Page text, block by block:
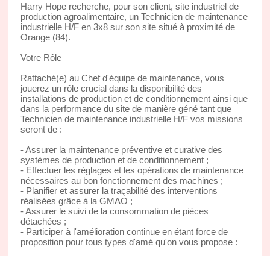
Harry Hope recherche, pour son client, site industriel de
production agroalimentaire, un Technicien de maintenance
industrielle H/F en 3x8 sur son site situé à proximité de
Orange (84).
Votre Rôle
Rattaché(e) au Chef d'équipe de maintenance, vous
jouerez un rôle crucial dans la disponibilité des
installations de production et de conditionnement ainsi que
dans la performance du site de manière géné tant que
Technicien de maintenance industrielle H/F vos missions
seront de :
- Assurer la maintenance préventive et curative des
systèmes de production et de conditionnement ;
- Effectuer les réglages et les opérations de maintenance
nécessaires au bon fonctionnement des machines ;
- Planifier et assurer la traçabilité des interventions
réalisées grâce à la GMAO ;
- Assurer le suivi de la consommation de pièces
détachées ;
- Participer à l'amélioration continue en étant force de
proposition pour tous types d'amé qu'on vous propose :